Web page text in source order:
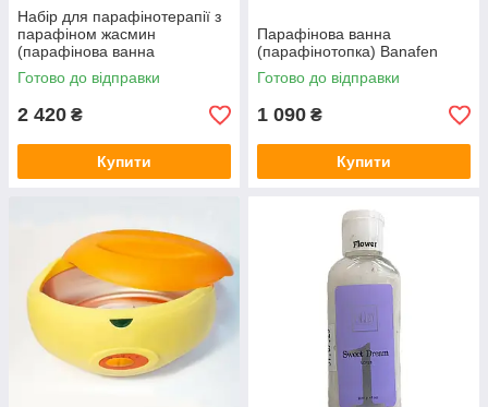
Набір для парафінотерапії з
парафіном жасмин
(парафінова ванна
помаранчева)
Готово до відправки
2 420 ₴
Купити
Парафінова ванна
(парафінотопка) Banafen
Готово до відправки
1 090 ₴
Купити